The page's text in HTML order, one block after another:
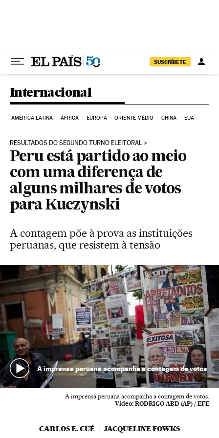
SUSCRÍBETE
Internacional
AMÉRICA LATINA ÁFRICA EUROPA ORIENTE MÉDIO CHINA EUA
RESULTADOS DO SEGUNDO TURNO ELEITORAL
Peru está partido ao meio
com uma diferença de
alguns milhares de votos
para Kuczynski
A contagem põe à prova as instituições
peruanas, que resistem à tensão
A imprensa peruana acompanha a contagem de votos
A imprensa peruana acompanha a contagem de votos.
Vídeo: RODRIGO ABD (AP) / EFE
CARLOS E. CUÉ JACQUELINE FOWKS